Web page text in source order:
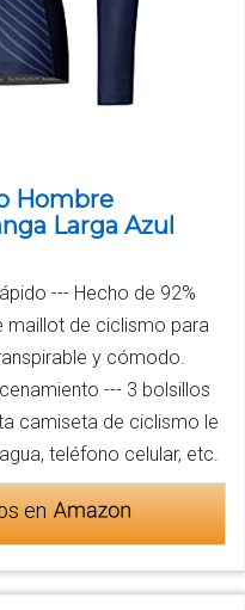
Hombre
Larga Azul
--- Hecho de 92%
maillot de ciclismo para
y cómodo.
--- 3 bolsillos
camiseta de ciclismo le
teléfono celular, etc.
en